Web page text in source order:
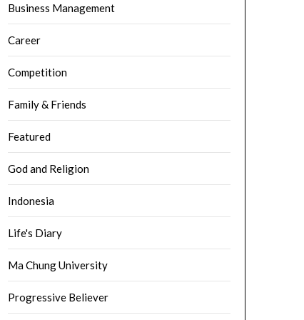
Business Management
Career
Competition
Family & Friends
Featured
God and Religion
Indonesia
Life's Diary
Ma Chung University
Progressive Believer